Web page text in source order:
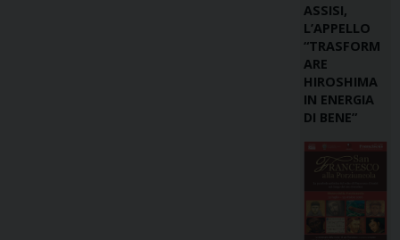
ASSISI,
L’APPELLO
“TRASFORM
ARE
HIROSHIMA
IN ENERGIA
DI BENE”